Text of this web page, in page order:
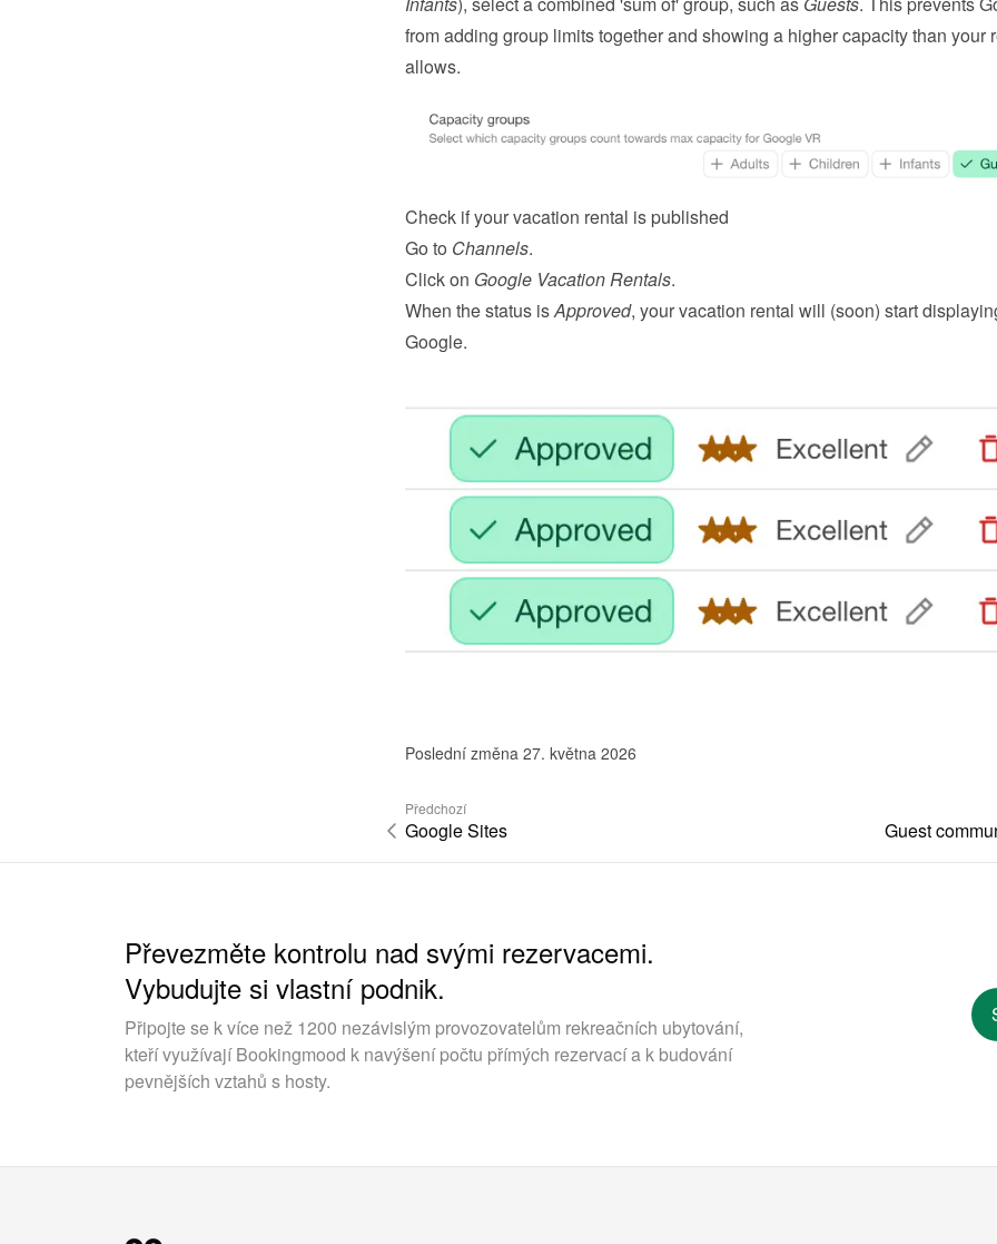
from adding group limits together and showing a higher capacity than your
allows.
Check if your vacation rental is published
Go to Channels.
Click on Google Vacation Rentals.
When the status is Approved, your vacation rental will (soon) start
Google.
Poslední změna 27. května 2026
Předchozí
Google Sites Guest
Převezměte kontrolu nad svými rezervacemi.
Vybudujte si vlastní podnik.
Připojte se k více než 1200 nezávislým provozovatelům rekreačních ubytování,
kteří využívají Bookingmood k navýšení počtu přímých rezervací a k budování
pevnějších vztahů s hosty.